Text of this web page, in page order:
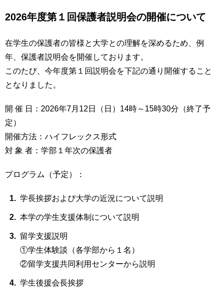
大
院
／
教
育
社
会
連
情
報
寄
の
保
護
者
方
卒
業
生
の
方
一
地
の
専
2026年度第１回保護者説明会の開催について
在学生の保護者の皆様と大学との理解を深めるため、例
年、保護者説明会を開催しております。
このたび、今年度第１回説明会を下記の通り開催すること
となりました。
開 催 日：2026年7月12日（日）14時～15時30分（終了予
定）
開催方法：ハイフレックス形式
対 象 者：学部１年次の保護者
プログラム（予定）：
学長挨拶および大学の近況について説明
本学の学生支援体制について説明
留学支援説明
①学生体験談（各学部から１名）
②留学支援共同利用センターから説明
学生後援会長挨拶